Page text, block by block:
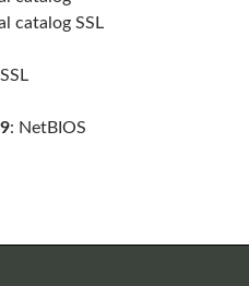
catalog SSL
: NetBIOS